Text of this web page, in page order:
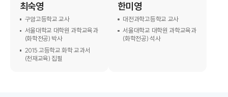
최숙영
구암고등학교 교사
서울대학교 대학원 과학교육과
(화학전공) 박사
2015 고등학교 화학 교과서
(천재교육) 집필
한미영
대전과학고등학교 교사
서울대학교 대학원 과학교육과
(화학전공) 석사